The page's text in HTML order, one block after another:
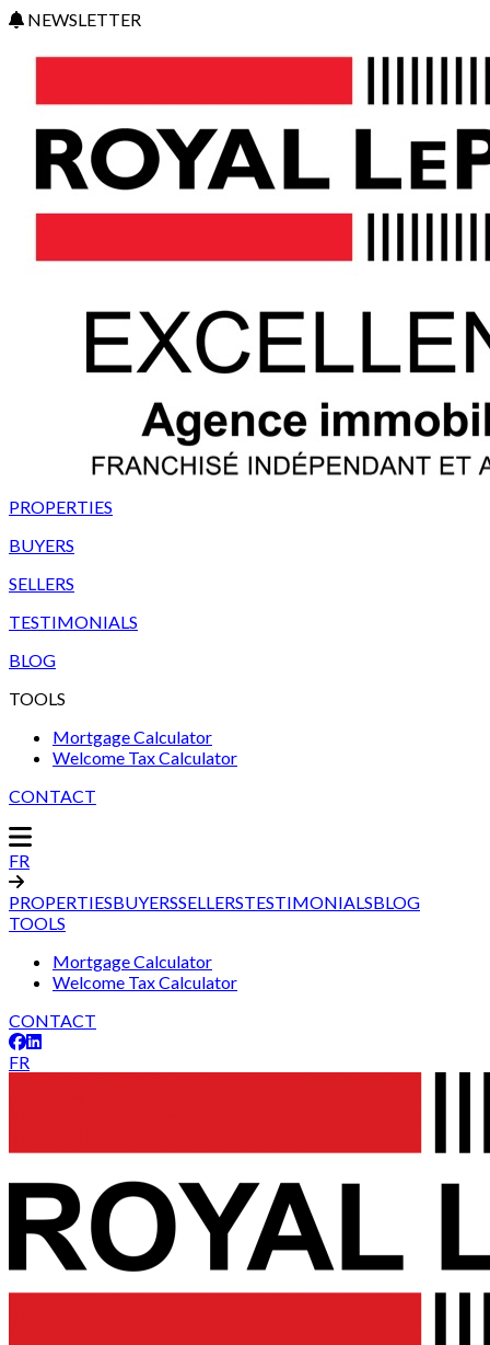
NEWSLETTER
PROPERTIES
BUYERS
SELLERS
TESTIMONIALS
BLOG
TOOLS
Mortgage Calculator
Welcome Tax Calculator
CONTACT
FR
PROPERTIESBUYERSSELLERSTESTIMONIALSBLOG
TOOLS
Mortgage Calculator
Welcome Tax Calculator
CONTACT
FR